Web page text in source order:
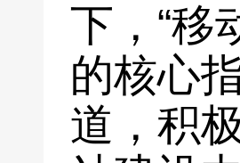
下，“移
的核心
道，积